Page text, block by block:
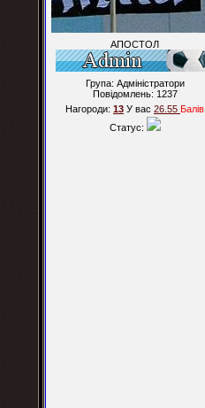
АПОСТОЛ
Група: Адміністратори
Повідомлень: 1237
Нагороди: 13 У вас 26.55 Балiв
Статус: